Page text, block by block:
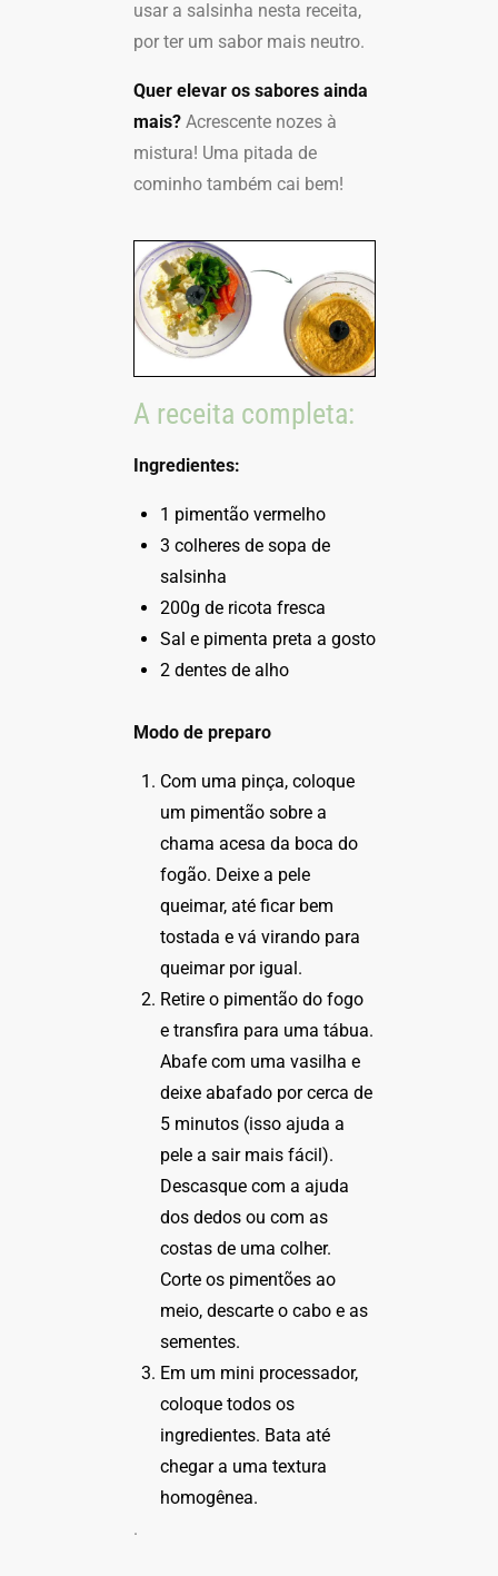
usar a salsinha nesta receita,
por ter um sabor mais neutro.
Quer elevar os sabores ainda
mais? Acrescente nozes à
mistura! Uma pitada de
cominho também cai bem!
A receita completa:
Ingredientes:
1 pimentão vermelho
3 colheres de sopa de
salsinha
200g de ricota fresca
Sal e pimenta preta a gosto
2 dentes de alho
Modo de preparo
Com uma pinça, coloque
um pimentão sobre a
chama acesa da boca do
fogão. Deixe a pele
queimar, até ficar bem
tostada e vá virando para
queimar por igual.
Retire o pimentão do fogo
e transfira para uma tábua.
Abafe com uma vasilha e
deixe abafado por cerca de
5 minutos (isso ajuda a
pele a sair mais fácil).
Descasque com a ajuda
dos dedos ou com as
costas de uma colher.
Corte os pimentões ao
meio, descarte o cabo e as
sementes.
Em um mini processador,
coloque todos os
ingredientes. Bata até
chegar a uma textura
homogênea.
.